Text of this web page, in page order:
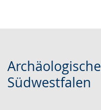
Südwestfalen